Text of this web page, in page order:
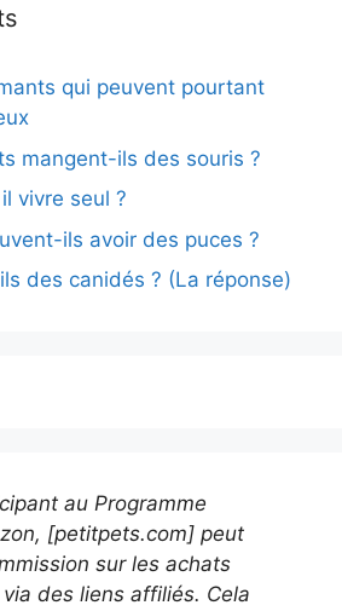
qui peuvent pourtant
mangent-ils des souris ?
vivre seul ?
ils avoir des puces ?
des canidés ? (La réponse)
au Programme
[petitpets.com] peut
sur les achats
des liens affiliés. Cela